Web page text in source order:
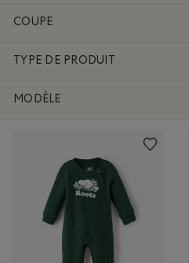
COUPE
TYPE DE PRODUIT
MODÈLE